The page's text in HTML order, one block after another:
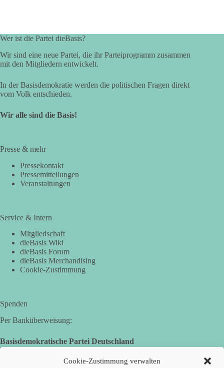
Cookie-Zustimmung verwalten
Wer ist die Partei dieBasis?
Wir sind eine neue Partei, die ihr Parteiprogramm zusammen
mit den Mitgliedern entwickelt.
In der Basisdemokratie werden die politischen Fragen direkt
vom Volk entschieden.
Wir alle sind die Basis!
Presse & mehr
Pressekontakt
Pressemitteilungen
Veranstaltungen
Service & Intern
Mitgliedschaft
dieBasis Wiki
dieBasis Forum
dieBasis Merchandising
Cookie-Zustimmung
Spenden
Per Banküberweisung:
Basisdemokratische Partei Deutschland
Landesverband Nordrhein-Westfalen
IBAN: DE14 3005 0110 1008 4913 08